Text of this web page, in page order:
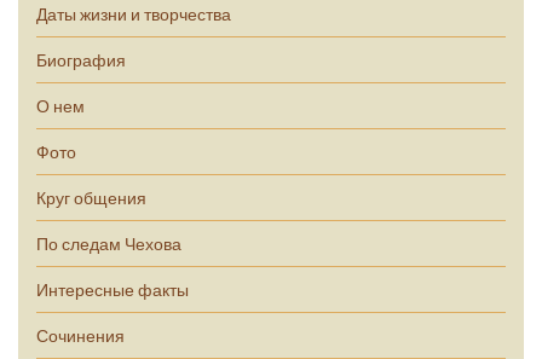
Даты жизни и творчества
Биография
О нем
Фото
Круг общения
По следам Чехова
Интересные факты
Сочинения